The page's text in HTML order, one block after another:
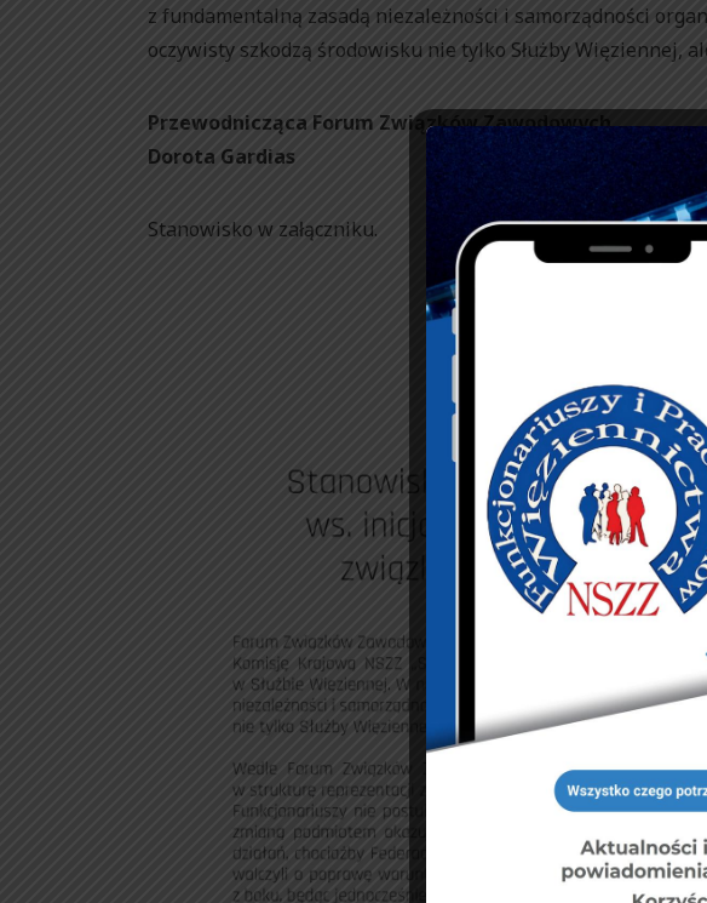
z fundamentalną zasadą niezależności i samorządności
oczywisty szkodzą środowisku nie tylko Służby Więziennej,
Przewodnicząca Forum Związków Zawodowych
Dorota Gardias
Stanowisko w załączniku.